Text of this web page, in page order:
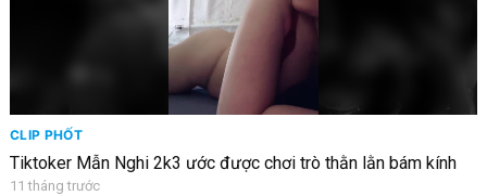
CLIP PHỐT
Tiktoker Mẫn Nghi 2k3 ước được chơi trò thằn lằn bám kính
11 tháng trước